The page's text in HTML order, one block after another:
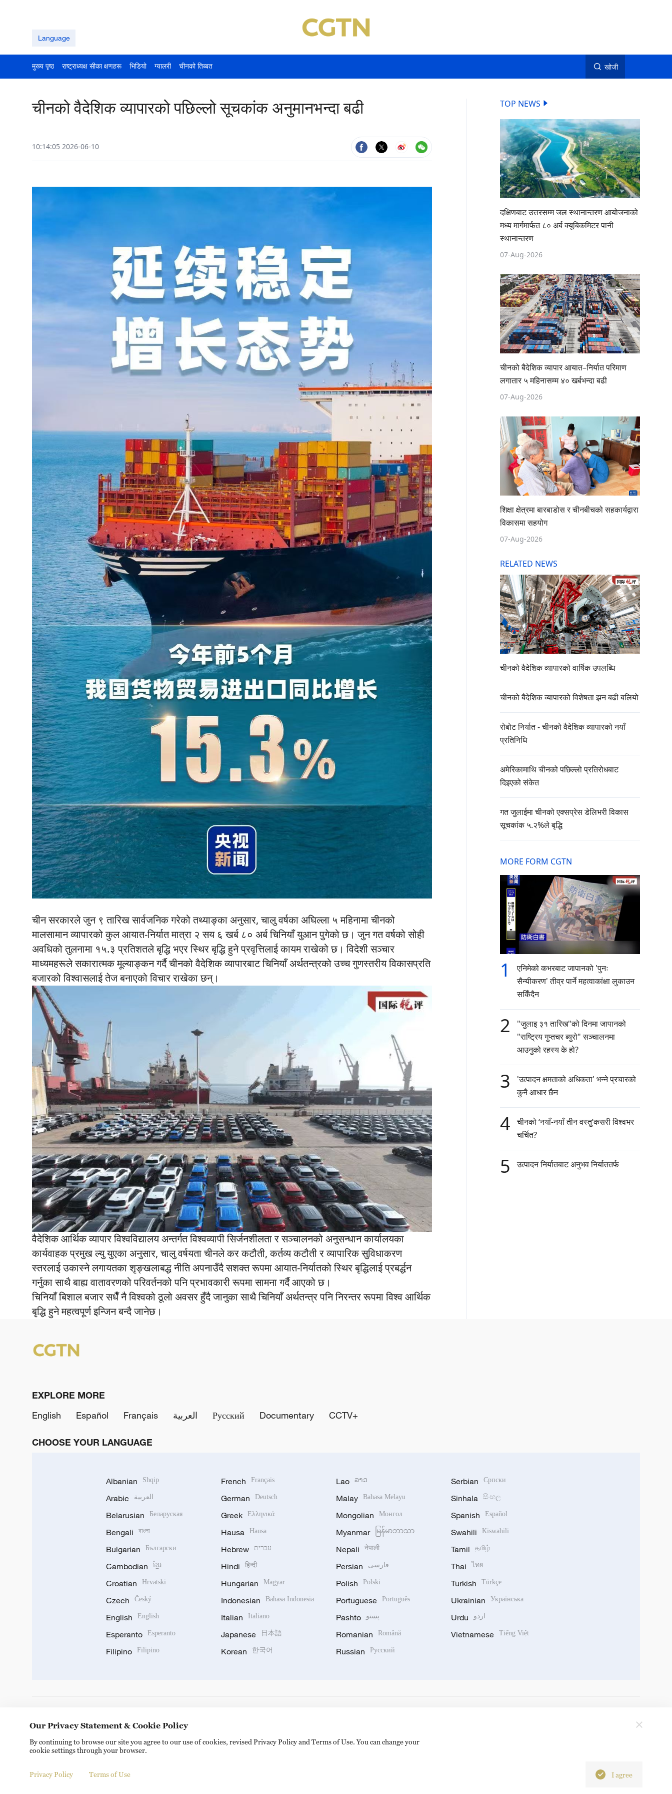
Language
मुख्य पृष्ठ राष्ट्राध्यक्ष सीका क्षणहरू भिडियो ग्यालरी चीनको तिब्बत खोजी
चीनको वैदेशिक व्यापारको पछिल्लो सूचकांक अनुमानभन्दा बढी
10:14:05 2026-06-10
चीन सरकारले जुन ९ तारिख सार्वजनिक गरेको तथ्याङ्का अनुसार, चालु वर्षका अघिल्ला ५ महिनामा चीनको
मालसामान व्यापारको कुल आयात-निर्यात मात्रा २ सय ६ खर्ब ८० अर्ब चिनियाँ युआन पुगेको छ। जुन गत वर्षको सोही
अवधिको तुलनामा १५.३ प्रतिशतले बृद्धि भएर स्थिर बृद्धि हुने प्रवृत्तिलाई कायम राखेको छ। विदेशी सञ्चार
माध्यमहरूले सकारात्मक मूल्याङ्कन गर्दै चीनको वैदेशिक व्यापारबाट चिनियाँ अर्थतन्त्रको उच्च गुणस्तरीय विकासप्रति
बजारको विश्वासलाई तेज बनाएको विचार राखेका छन्।
वैदेशिक आर्थिक व्यापार विश्वविद्यालय अन्तर्गत विश्वव्यापी सिर्जनशीलता र सञ्चालनको अनुसन्धान कार्यालयका
कार्यवाहक प्रमुख ल्यु युएका अनुसार, चालु वर्षयता चीनले कर कटौती, कर्तव्य कटौती र व्यापारिक सुविधाकरण
स्तरलाई उकास्ने लगायतका शृङ्खलाबद्ध नीति अपनाउँदै सशक्त रूपमा आयात-निर्यातको स्थिर बृद्धिलाई प्रबर्द्धन
गर्नुका साथै बाह्य वातावरणको परिवर्तनको पनि प्रभावकारी रूपमा सामना गर्दै आएको छ।
चिनियाँ बिशाल बजार सधैँ नै विश्वको ठूलो अवसर हुँदै जानुका साथै चिनियाँ अर्थतन्त्र पनि निरन्तर रूपमा विश्व आर्थिक
बृद्धि हुने महत्वपूर्ण इन्जिन बन्दै जानेछ।
TOP NEWS
दक्षिणबाट उत्तरसम्म जल स्थानान्तरण आयोजनाको
मध्य मार्गमार्फत ८० अर्ब क्यूबिकमिटर पानी
स्थानान्तरण
07-Aug-2026
चीनको बैदेशिक व्यापार आयात–निर्यात परिमाण
लगातार ५ महिनासम्म ४० खर्बभन्दा बढी
07-Aug-2026
शिक्षा क्षेत्रमा बारबाडोस र चीनबीचको सहकार्यद्वारा
विकासमा सहयोग
07-Aug-2026
RELATED NEWS
चीनको वैदेशिक व्यापारको वार्षिक उपलब्धि
चीनको बैदेशिक व्यापारको विशेषता झन बढी बलियो
रोबोट निर्यात - चीनको वैदेशिक व्यापारको नयाँ
प्रतिनिधि
अमेरिकामाथि चीनको पछिल्लो प्रतिरोधबाट
दिइएको संकेत
गत जुलाईमा चीनको एक्सप्रेस डेलिभरी विकास
सूचकांक ५.२%ले बृद्धि
MORE FORM CGTN
1
एनिमेको कभरबाट जापानको 'पुनः
सैन्यीकरण' तीव्र पार्ने महत्वाकांक्षा लुकाउन
सकिँदैन
2
"जुलाइ ३१ तारिख"को दिनमा जापानको
"राष्ट्रिय गुप्तचर ब्युरो" सञ्चालनमा
आउनुको रहस्य के हो?
3
'उत्पादन क्षमताको अधिकता' भन्ने प्रचारको
कुनै आधार छैन
4
चीनको ‘नयाँ-नयाँ तीन वस्तु’कसरी विश्वभर
चर्चित?
5 उत्पादन निर्यातबाट अनुभव निर्याततर्फ
EXPLORE MORE
English
Español Français العربية Русский Documentary CCTV+
CHOOSE YOUR LANGUAGE
Albanian Shqip
Arabic العربية
Belarusian Беларуская
Bengali বাংলা
Bulgarian Български
Cambodian ខ្មែរ
Croatian Hrvatski
Czech Český
English English
Esperanto Esperanto
Filipino Filipino
French Français
German Deutsch
Greek Ελληνικά
Hausa Hausa
Hebrew עברית
Hindi हिन्दी
Hungarian Magyar
Indonesian Bahasa Indonesia
Italian Italiano
Japanese 日本語
Korean 한국어
Lao ລາວ
Malay Bahasa Melayu
Mongolian Монгол
Myanmar မြန်မာဘာသာ
Nepali नेपाली
Persian فارسی
Polish Polski
Portuguese Português
Pashto پښتو
Romanian Română
Russian Русский
Serbian Српски
Sinhala සිංහල
Spanish Español
Swahili Kiswahili
Tamil தமிழ்
Thai ไทย
Turkish Türkçe
Ukrainian Українська
Urdu اردو
Vietnamese Tiếng Việt
Copyright © 2024 CGTN. 京ICP备20000184号
Our Privacy Statement & Cookie Policy
By continuing to browse our site you agree to our use of cookies, revised Privacy Policy and Terms of Use. You can change your
cookie settings through your browser.
Privacy Policy Terms of Use I agree